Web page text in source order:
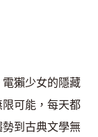
獺少女的隱藏
可能，每天都
到古典文學無